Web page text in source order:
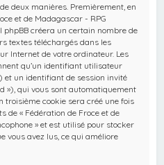
deux manières. Premièrement, en
et de Madagascar - RPG
phpBB créera un certain nombre de
textes téléchargés dans les
Internet de votre ordinateur. Les
qu’un identifiant utilisateur
et un identifiant de session invité
»), qui vous sont automatiquement
troisième cookie sera créé une fois
de « Fédération de Froce et de
» et est utilisé pour stocker
vous avez lus, ce qui améliore